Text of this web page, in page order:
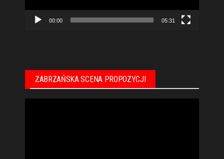
00:00 05:31
ZABRZAŃSKA SCENA PROPOZYCJI